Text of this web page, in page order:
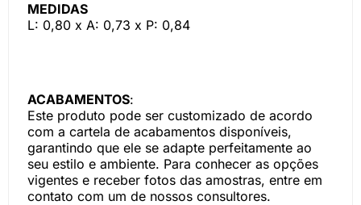
MEDIDAS
L: 0,80 x A: 0,73 x P: 0,84
ACABAMENTOS:
Este produto pode ser customizado de acordo
com a cartela de acabamentos disponíveis,
garantindo que ele se adapte perfeitamente ao
seu estilo e ambiente. Para conhecer as opções
vigentes e receber fotos das amostras, entre em
contato com um de nossos consultores.